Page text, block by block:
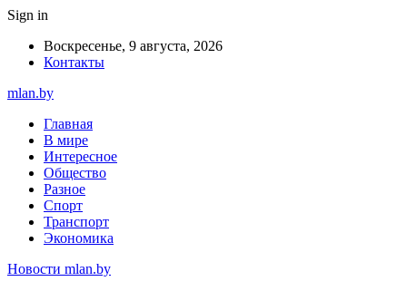
Sign in
Воскресенье, 9 августа, 2026
Контакты
mlan.by
Главная
В мире
Интересное
Общество
Разное
Спорт
Транспорт
Экономика
Новости mlan.by